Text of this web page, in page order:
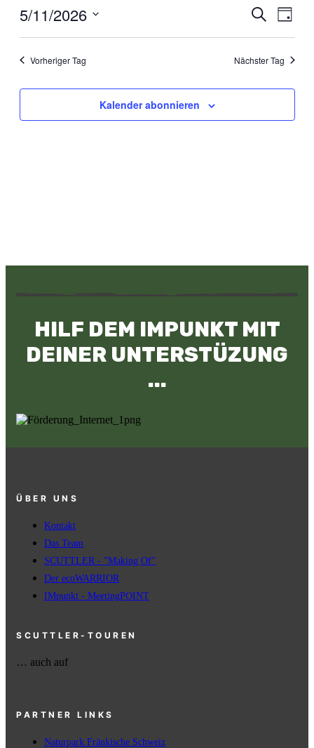
11,
Suche
Tag
5/11/2026
Vorheriger Tag
Nächster Tag
Kalender abonnieren
HILF DEM IMPUNKT MIT
DEINER UNTERSTÜZUNG
...
ÜBER UNS
Kontakt
Das Team
SCUTTLER - "Making Of"
Der ecoWARRIOR
IMpunkt - MeetingPOINT
SCUTTLER-TOUREN
… auch auf
PARTNER LINKS
Naturpark Fränkische Schweiz